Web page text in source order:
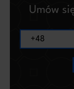
Umów